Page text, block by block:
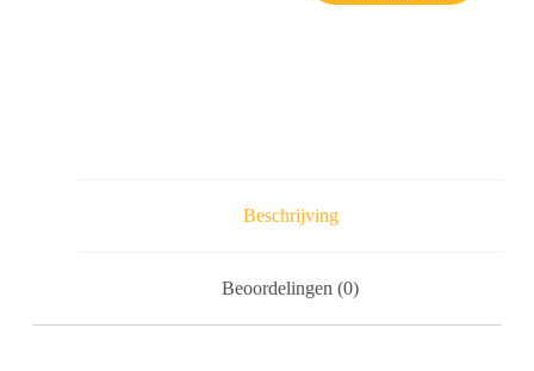
Beschrijving
Beoordelingen (0)